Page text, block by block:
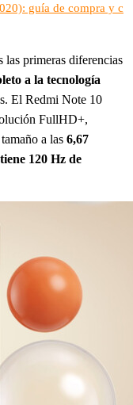
guía de compra y c
las primeras diferencias
a la tecnología
El Redmi Note 10
FullHD+,
a las 6,67
120 Hz de